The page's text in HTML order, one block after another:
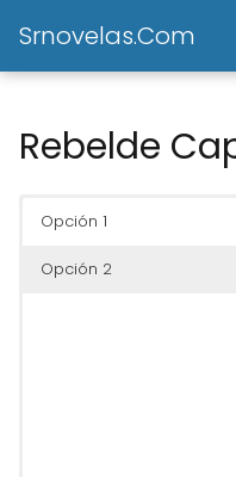
Srnovelas.Com
Rebelde
Opción 1
Opción 2